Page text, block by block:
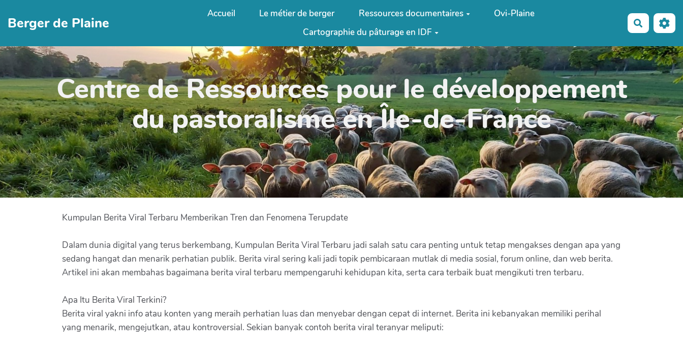
Berger de Plaine
Accueil Le métier de berger Ressources documentaires
Ovi-Plaine
Cartographie du pâturage en IDF
Centre de Ressources pour le développement
du pastoralisme en Île-de-France
Kumpulan Berita Viral Terbaru Memberikan Tren dan Fenomena Terupdate
Dalam dunia digital yang terus berkembang, Kumpulan Berita Viral Terbaru jadi salah satu cara penting untuk tetap mengakses dengan apa yang
sedang hangat dan menarik perhatian publik. Berita viral sering kali jadi topik pembicaraan mutlak di media sosial, forum online, dan web berita.
Artikel ini akan membahas bagaimana berita viral terbaru mempengaruhi kehidupan kita, serta cara terbaik buat mengikuti tren terbaru.
Apa Itu Berita Viral Terkini?
Berita viral yakni info atau konten yang meraih perhatian luas dan menyebar dengan cepat di internet. Berita ini kebanyakan memiliki perihal
yang menarik, mengejutkan, atau kontroversial. Sekian banyak contoh berita viral teranyar meliputi: